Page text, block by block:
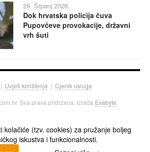
29. Srpanj 2026.
Dok hrvatska policija čuva
Pupovčeve provokacije, državni
vrh šuti
| Uvjeti korištenja | Cjenik usluga
Sva prava pridržana. Izrada Exabyte
kolačiće (tzv. cookies) za pružanje boljeg
iskustva i funkcionalnosti.